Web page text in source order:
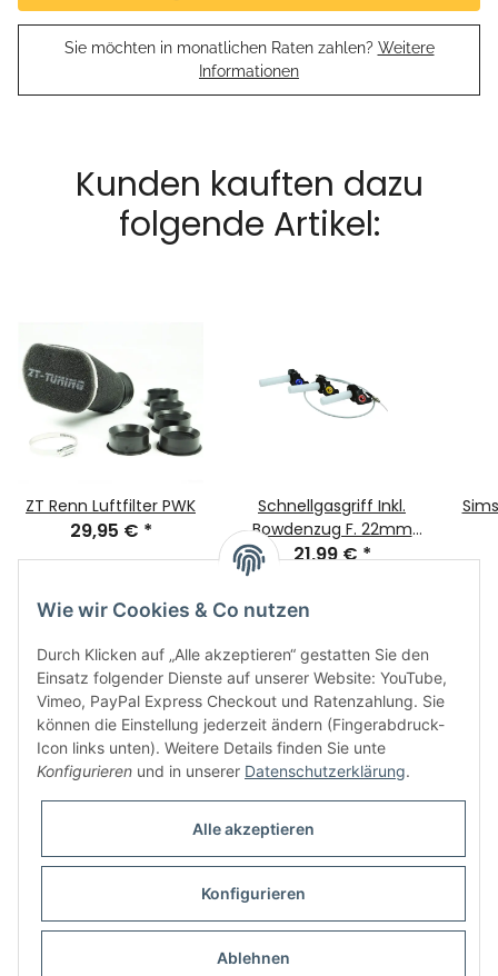
Sie möchten in monatlichen Raten zahlen? Weitere
Informationen
Kunden kauften dazu
folgende Artikel:
ZT Renn Luftfilter PWK
29,95 € *
Schnellgasgriff Inkl.
Bowdenzug F. 22mm
Lenker
21,99 €*
Informationen
* Alle Preise inkl. gesetzlicher USt., zzgl.Versand
Wie wir Cookies & Co nutzen
Durch Klicken auf „Alle akzeptieren“ gestatten Sie den
Einsatz folgender Dienste auf unserer Website: YouTube,
Vimeo, PayPal Express Checkout und Ratenzahlung. Sie
können die Einstellung jederzeit ändern (Fingerabdruck-
Icon links unten). Weitere Details finden Sie unte
Konfigurieren und in unserer Datenschutzerklärung.
Alle akzeptieren
Konfigurieren
Ablehnen